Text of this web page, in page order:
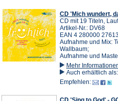
CD 'Mich wundert,
CD mit 19 Titeln,
Artikel-Nr.: DV68
EAN 4 280000
Aufnahme und Mix:
Wallbaum;
Aufnahme und
Mehr
Auch erhältlich als:
Empfehlen: